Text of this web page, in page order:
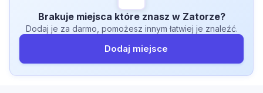
Brakuje miejsca które znasz w Zatorze?
Dodaj je za darmo, pomożesz innym łatwiej je znaleźć.
Dodaj miejsce